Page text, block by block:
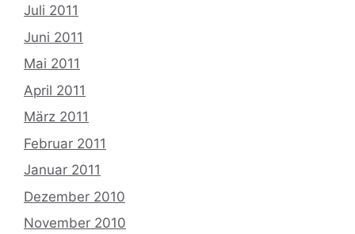
Juli 2011
Juni 2011
Mai 2011
April 2011
März 2011
Februar 2011
Januar 2011
Dezember 2010
November 2010